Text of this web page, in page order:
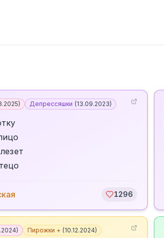
) Депрессяшки (13.09.2023)
1296
) Пирожки + (10.12.2024)